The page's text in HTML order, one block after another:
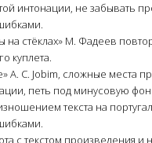
интонации, не забывать
на стёклах» М. Фадеев
куплета.
A. C. Jobim, сложные места
петь под минусовую
текста на
с текстом произведения и